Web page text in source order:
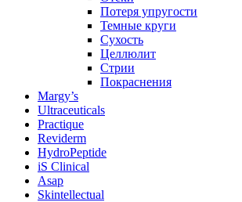
Потеря упругости
Темные круги
Сухость
Целлюлит
Стрии
Покраснения
Margy’s
Ultraceuticals
Practique
Reviderm
HydroPeptide
iS Clinical
Asap
Skintellectual